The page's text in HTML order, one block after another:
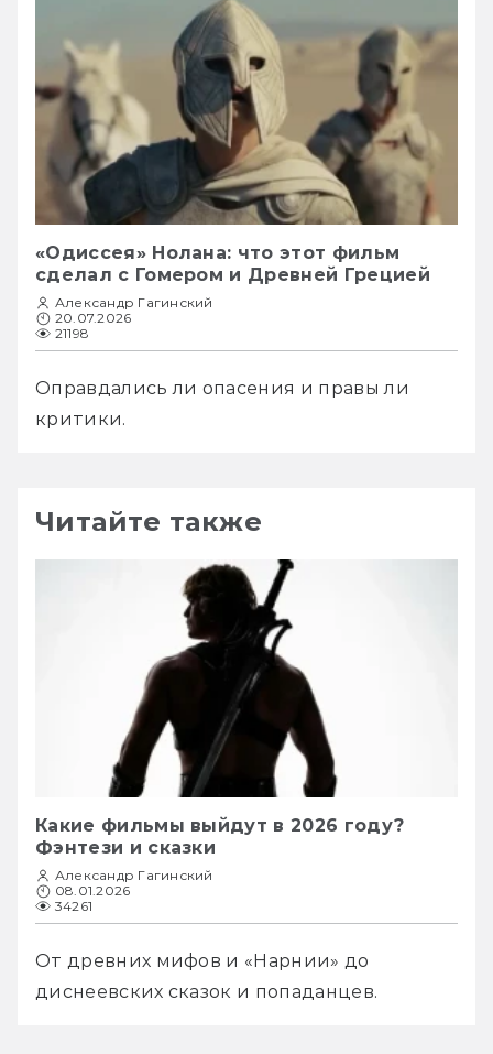
«Одиссея» Нолана: что этот фильм
сделал с Гомером и Древней Грецией
Александр Гагинский
20.07.2026
21198
Оправдались ли опасения и правы ли
критики.
Читайте также
Какие фильмы выйдут в 2026 году?
Фэнтези и сказки
Александр Гагинский
08.01.2026
34261
От древних мифов и «Нарнии» до
диснеевских сказок и попаданцев.